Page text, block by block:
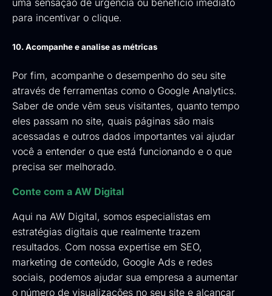
uma sensação de urgência ou benefício imediato
para incentivar o clique.
10. Acompanhe e analise as métricas
Por fim, acompanhe o desempenho do seu site
através de ferramentas como o Google Analytics.
Saber de onde vêm seus visitantes, quanto tempo
eles passam no site, quais páginas são mais
acessadas e outros dados importantes vai ajudar
você a entender o que está funcionando e o que
precisa ser melhorado.
Conte com a AW Digital
Aqui na AW Digital, somos especialistas em
estratégias digitais que realmente trazem
resultados. Com nossa expertise em SEO,
marketing de conteúdo, Google Ads e redes
sociais, podemos ajudar sua empresa a aumentar
o número de visualizações no seu site e alcançar